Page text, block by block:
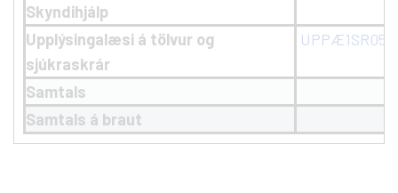
Skyndihjálp
Upplýsingalæsi á tölvur og
sjúkraskrár
UPPÆ1SR05
Samtals
Samtals á braut